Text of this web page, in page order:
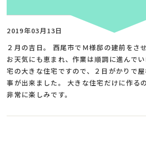
2019年03月13日
２月の吉日。 西尾市でＭ様邸の建前をさ
お天気にも恵まれ、作業は順調に進んで
宅の大きな住宅ですので、２日がかりで
事が出来ました。 大きな住宅だけに作る
非常に楽しみです。